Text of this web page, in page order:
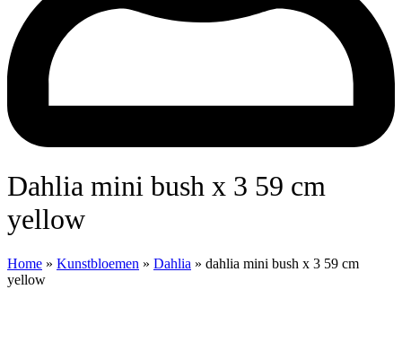
dahlia mini bush x 3 59 cm
yellow
Home » Kunstbloemen » Dahlia » dahlia mini bush x 3 59 cm
yellow